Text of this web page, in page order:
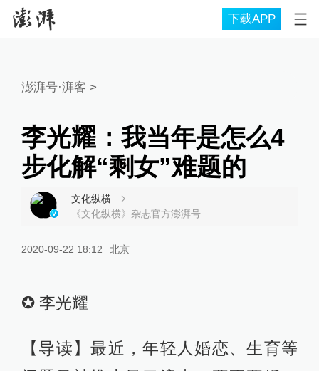
下载APP
澎湃号·湃客 >
李光耀：我当年是怎么4
步化解“剩女”难题的
文化纵横
《文化纵横》杂志官方澎湃号
2020-09-22 18:12 北京
✪ 李光耀
【导读】最近，年轻人婚恋、生育等